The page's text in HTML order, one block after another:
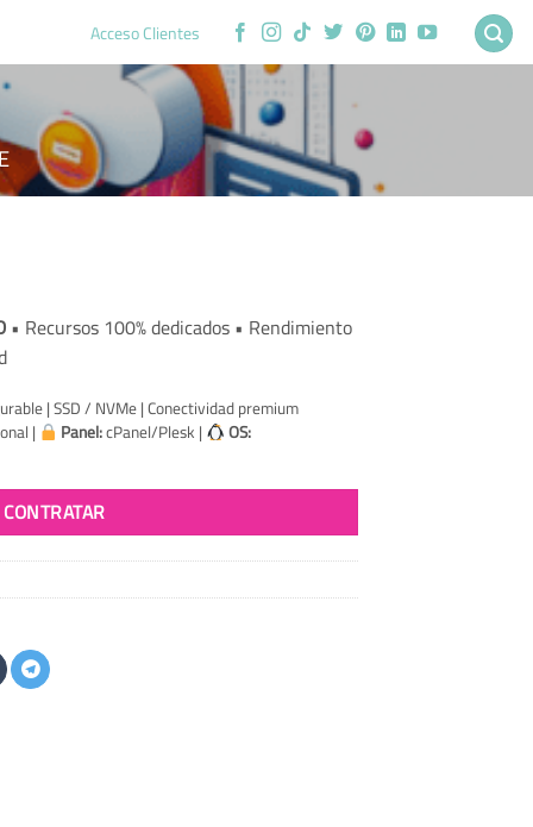
Acceso Clientes
• Recursos 100% dedicados • Rendimiento
| SSD / NVMe | Conectividad premium
| Panel:cPanel/Plesk | OS:
CONTRATAR